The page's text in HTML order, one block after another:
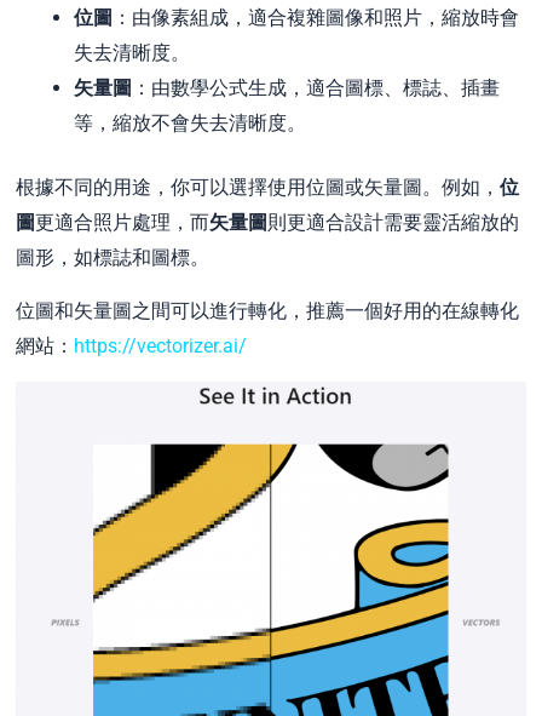
位圖 ：由像素組成，適合複雜圖像和照片，縮放時會
失去清晰度。
矢量圖 ：由數學公式生成，適合圖標、標誌、插畫
等，縮放不會失去清晰度。
根據不同的用途，你可以選擇使用位圖或矢量圖。例如，位
圖更適合照片處理，而矢量圖則更適合設計需要靈活縮放的
圖形，如標誌和圖標。
位圖和矢量圖之間可以進行轉化，推薦一個好用的在線轉化
網站： https://vectorizer.ai/